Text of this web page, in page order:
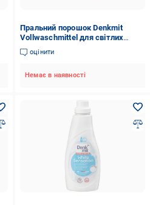
Пральний порошок Denkmit
Vollwaschmittel для світлих
речей 1,35 кг (127347)
оцінити
Немає в наявності